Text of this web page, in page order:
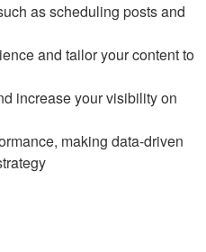
as scheduling posts and
and tailor your content to
increase your visibility on
making data-driven